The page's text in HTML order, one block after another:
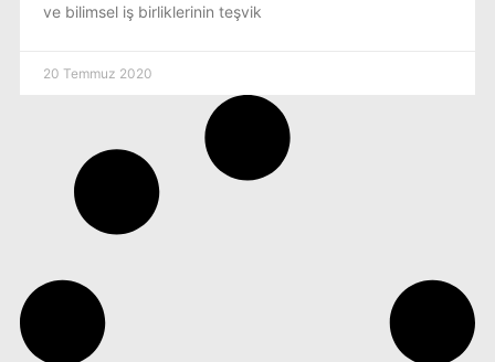
ve bilimsel iş birliklerinin teşvik
20 Temmuz 2020